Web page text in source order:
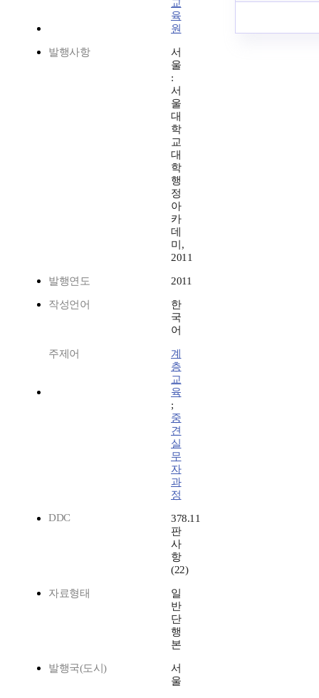
교
육
원
발행사항
서
울
:
서
울
대
학
교
대
학
행
정
아
카
데
미,
2011
발행연도 2011
작성언어
한
국
어
주제어
계
층
교
육
;
중
견
실
무
자
과
정
DDC
378.11
판
사
항
(22)
자료형태
일
반
단
행
본
발행국(도시)
서
울